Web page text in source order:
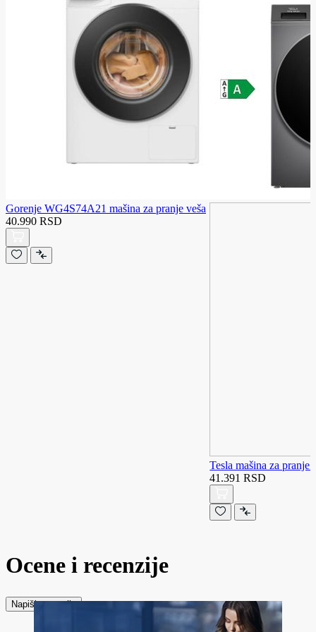
Gorenje WG4S74A21 mašina za pranje veša
40.990 RSD
Tesla mašina za pranje
41.391 RSD
Ocene i recenzije
Napiši recenziju